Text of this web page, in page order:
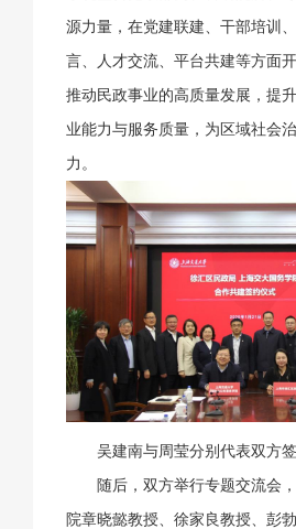
源力量，在党建联建、干部培训
言、人才交流、平台共建等方面
推动民政事业的高质量发展，提
业能力与服务质量，为区域社会
力。
吴建南与周莹分别代表双方
随后，双方举行专题交流会
院章晓懿教授、徐家良教授、彭